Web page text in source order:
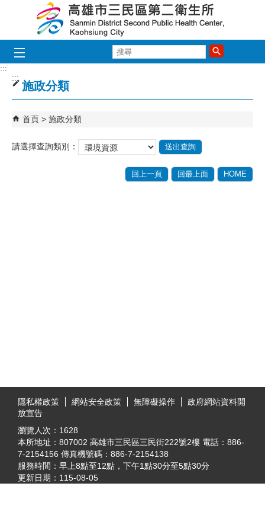
跳到主要內容區塊
尋
:::
:::
施政分類
首頁 施政分類
請選擇查詢類別：
回上一頁 回最上面 HOME
隱私權政策
網站安全政策 無障礙操作
政府網站資料開
放宣告
瀏覽人次： 1628
本所地址：807002 高雄市三民區三民街222號2樓 電話：886-
7-2154156 傳真機號碼：886-7-2154138
服務時間：早上8點至12點，下午1點30分至5點30分
更新日期： 115-08-05